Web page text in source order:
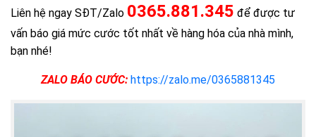
Liên hệ ngay SĐT/Zalo 0365.881.345 để được tư
vấn báo giá mức cước tốt nhất về hàng hóa của nhà mình,
bạn nhé!
ZALO BÁO CƯỚC: https://zalo.me/0365881345